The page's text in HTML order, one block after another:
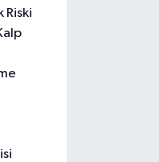
Riski